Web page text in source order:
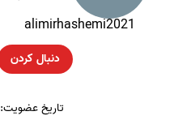
alimirhashemi2021
دنبال کردن
تاریخ عضویت: